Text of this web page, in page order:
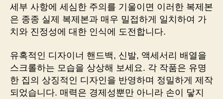
세부 사항에 세심한 주의를 기울이면 이러한 복제본
은 종종 실제 복제본과 매우 밀접하게 일치하여 가
치와 진정성에 대한 인식에 도전합니다.
유혹적인 디자이너 핸드백, 신발, 액세서리 배열을
스크롤하는 모습을 상상해 보세요. 각 작품은 유명
한 집의 상징적인 디자인을 반영하며 정밀하게 제작
되었습니다. 매력은 경제성뿐만 아니라 손이 닿지